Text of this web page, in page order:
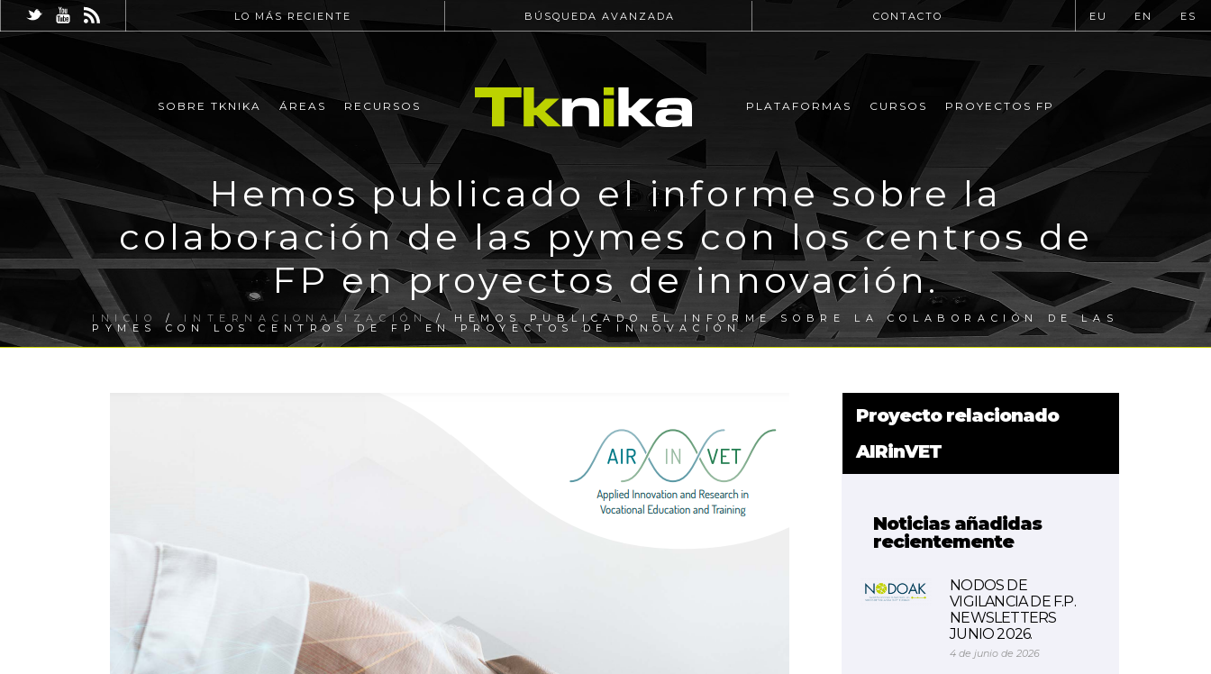
LO MÁS RECIENTE BÚSQUEDA AVANZADA CONTACTO EU EN ES
SOBRE TKNIKA ÁREAS RECURSOS PLATAFORMAS CURSOS PROYECTOS FP
Hemos publicado el informe sobre la
colaboración de las pymes con los centros de
FP en proyectos de innovación.
INICIO / INTERNACIONALIZACIÓN/ HEMOS PUBLICADO EL INFORME SOBRE LA COLABORACIÓN DE LAS
PYMES CON LOS CENTROS DE FP EN PROYECTOS DE INNOVACIÓN.
Proyecto relacionado
AIRinVET
Noticias añadidas
recientemente
NODOS DE
VIGILANCIA DE F.P.
NEWSLETTERS
JUNIO 2026.
4 de junio de 2026